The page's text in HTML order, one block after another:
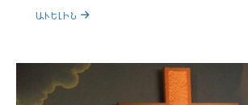
ԱՒԵԼԻՆ